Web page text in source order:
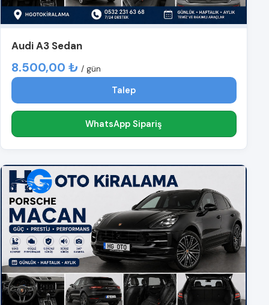
Audi A3 Sedan
8.500,00 ₺ / gün
Talep
WhatsApp Sipariş